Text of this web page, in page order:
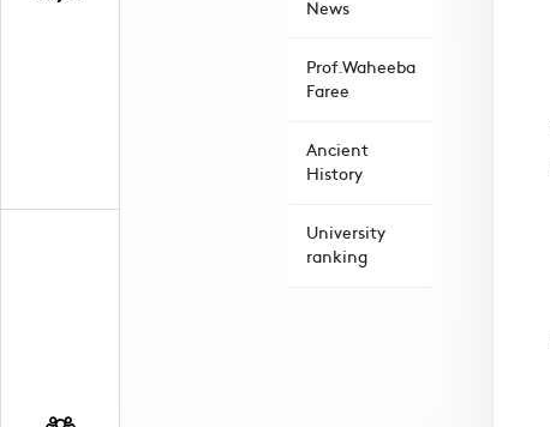
News
Prof.Waheeba
Faree
Ancient
History
University
ranking